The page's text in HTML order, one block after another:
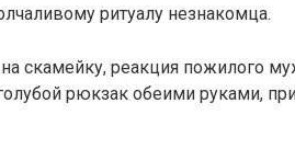
ритуалу незнакомца.
скамейку, реакция пожилого
рюкзак обеими руками,